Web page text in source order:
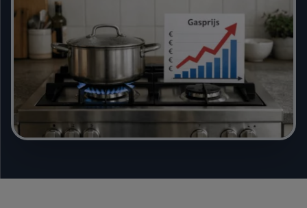
Engie
Essent
Frank Energie